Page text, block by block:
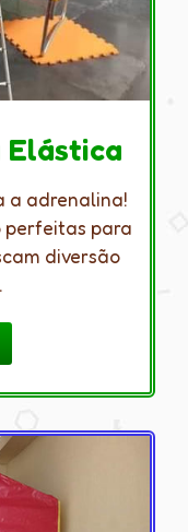
Elástica
a adrenalina!
perfeitas para
diversão